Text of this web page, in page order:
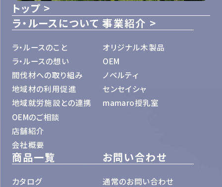
トップ
ラ・ルースについて
ラ・ルースのこと
ラ・ルースの想い
間伐材への取り組み
地域材の利用促進
地域就労施設との連携
OEMのご相談
店舗紹介
会社概要
事業紹介
オリジナル木製品
OEM
ノベルティ
センセイシャ
mamaro授乳室
商品一覧
カタログ
お問い合わせ
通常のお問い合わせ